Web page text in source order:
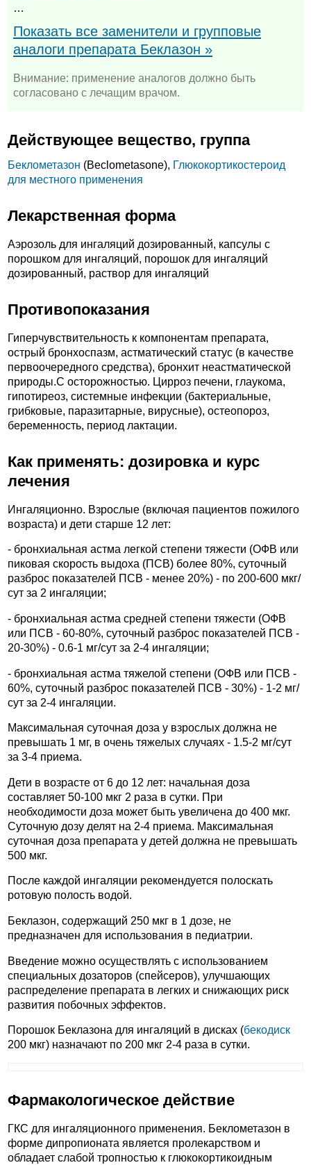
…
Показать все заменители и групповые
аналоги препарата Беклазон »
Внимание: применение аналогов должно быть
согласовано с лечащим врачом.
Действующее вещество, группа
Беклометазон (Beclometasone), Глюкокортикостероид
для местного применения
Лекарственная форма
Аэрозоль для ингаляций дозированный, капсулы с
порошком для ингаляций, порошок для ингаляций
дозированный, раствор для ингаляций
Противопоказания
Гиперчувствительность к компонентам препарата,
острый бронхоспазм, астматический статус (в качестве
первоочередного средства), бронхит неастматической
природы.C осторожностью. Цирроз печени, глаукома,
гипотиреоз, системные инфекции (бактериальные,
грибковые, паразитарные, вирусные), остеопороз,
беременность, период лактации.
Как применять: дозировка и курс
лечения
Ингаляционно. Взрослые (включая пациентов пожилого
возраста) и дети старше 12 лет:
- бронхиальная астма легкой степени тяжести (ОФВ или
пиковая скорость выдоха (ПСВ) более 80%, суточный
разброс показателей ПСВ - менее 20%) - по 200-600 мкг/
сут за 2 ингаляции;
- бронхиальная астма средней степени тяжести (ОФВ
или ПСВ - 60-80%, суточный разброс показателей ПСВ -
20-30%) - 0.6-1 мг/сут за 2-4 ингаляции;
- бронхиальная астма тяжелой степени (ОФВ или ПСВ -
60%, суточный разброс показателей ПСВ - 30%) - 1-2 мг/
сут за 2-4 ингаляции.
Максимальная суточная доза у взрослых должна не
превышать 1 мг, в очень тяжелых случаях - 1.5-2 мг/сут
за 3-4 приема.
Дети в возрасте от 6 до 12 лет: начальная доза
составляет 50-100 мкг 2 раза в сутки. При
необходимости доза может быть увеличена до 400 мкг.
Суточную дозу делят на 2-4 приема. Максимальная
суточная доза препарата у детей должна не превышать
500 мкг.
После каждой ингаляции рекомендуется полоскать
ротовую полость водой.
Беклазон, содержащий 250 мкг в 1 дозе, не
предназначен для использования в педиатрии.
Введение можно осуществлять с использованием
специальных дозаторов (спейсеров), улучшающих
распределение препарата в легких и снижающих риск
развития побочных эффектов.
Порошок Беклазона для ингаляций в дисках (бекодиск
200 мкг) назначают по 200 мкг 2-4 раза в сутки.
Фармакологическое действие
ГКС для ингаляционного применения. Беклометазон в
форме дипропионата является пролекарством и
обладает слабой тропностью к глюкокортикоидным